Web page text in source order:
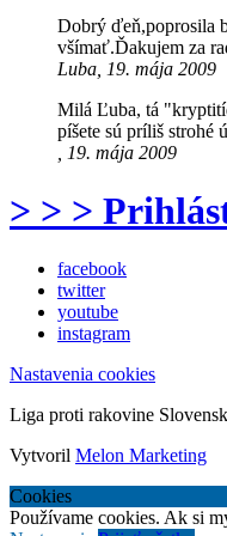
Dobrý ďeň,poprosila
všímať.Ďakujem za
Luba, 19. mája 2009
Milá Ľuba, tá
píšete sú príliš strohé
, 19. mája 2009
> > >
facebook
twitter
youtube
instagram
Nastavenia cookies
Liga proti rakovine
Vytvoril Melon Marketing
Cookies
Používame cookies. Ak si